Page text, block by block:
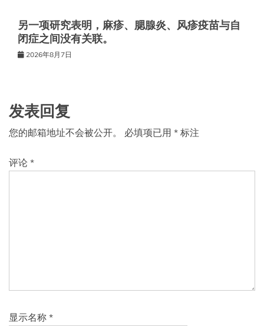
另一项研究表明，麻疹、腮腺炎、风疹疫苗与自
闭症之间没有关联。
2026年8月7日
发表回复
您的邮箱地址不会被公开。 必填项已用 * 标注
评论 *
显示名称 *